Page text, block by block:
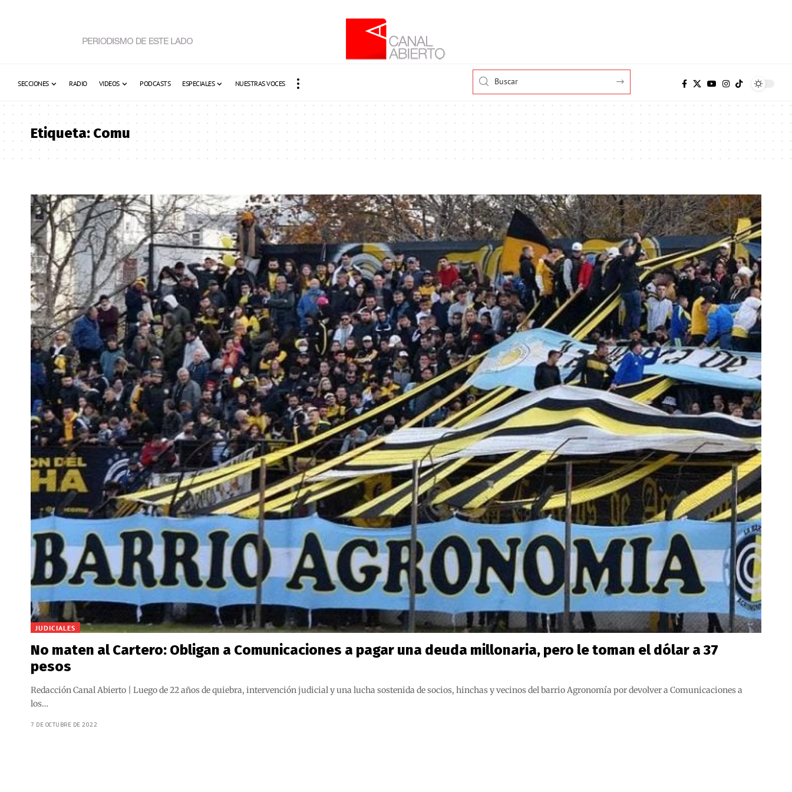
SECCIONES RADIO VIDEOS PODCASTS ESPECIALES NUESTRAS VOCES
Etiqueta:Comu
JUDICIALES
No maten al Cartero: Obligan a Comunicaciones a pagar una deuda millonaria, pero le toman el dólar a 37
pesos
Redacción Canal Abierto | Luego de 22 años de quiebra, intervención judicial y una lucha sostenida de socios, hinchas y vecinos del barrio Agronomía por devolver a Comunicaciones a
los…
7 DE OCTUBRE DE 2022